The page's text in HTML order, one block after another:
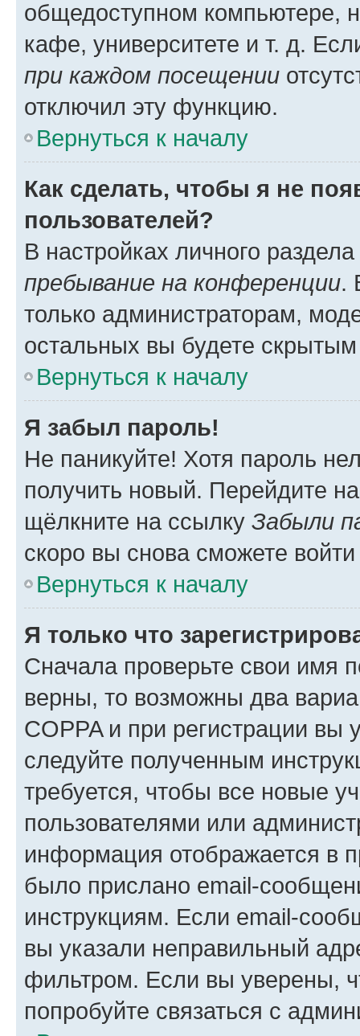
общедоступном компьютере,
кафе, университете и т. д.
при каждом посещении
отключил эту функцию.
Вернуться к началу
Как сделать, чтобы я не
пользователей?
В настройках личного
пребывание на конференции.
только администраторам,
остальных вы будете
Вернуться к началу
Я забыл пароль!
Не паникуйте! Хотя пароль
получить новый. Перейдите
щёлкните на ссылку Забыли
скоро вы снова сможете
Вернуться к началу
Я только что
Сначала проверьте свои имя
верны, то возможны два
COPPA и при регистрации вы
следуйте полученным
требуется, чтобы все новые
пользователями или
информация отображается в
было прислано email-
инструкциям. Если email-
вы указали неправильный
фильтром. Если вы уверены,
попробуйте связаться с